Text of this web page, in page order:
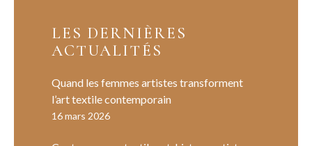
LES DERNIÈRES
ACTUALITÉS
Quand les femmes artistes transforment
l’art textile contemporain
16 mars 2026